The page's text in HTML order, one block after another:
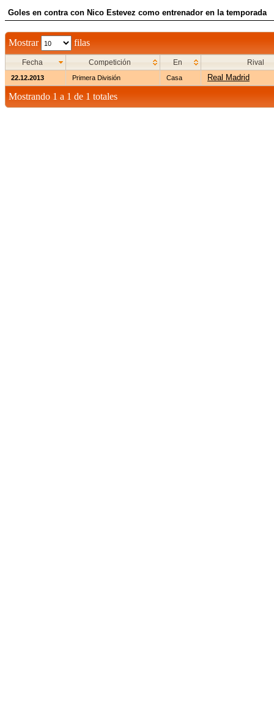
Goles en contra con Nico Estevez como entrenador en la temporada
Mostrar filas
Fecha Competición En Rival
22.12.2013 Primera División Casa Real Madrid
Mostrando 1 a 1 de 1 totales